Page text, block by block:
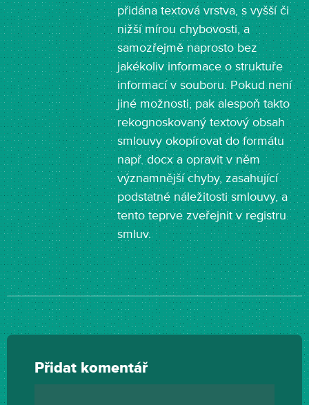
přidána textová vrstva, s vyšší či
nižší mírou chybovosti, a
samozřejmě naprosto bez
jakékoliv informace o struktuře
informací v souboru. Pokud není
jiné možnosti, pak alespoň takto
rekognoskovaný textový obsah
smlouvy okopírovat do formátu
např. docx a opravit v něm
významnější chyby, zasahující
podstatné náležitosti smlouvy, a
tento teprve zveřejnit v registru
smluv.
Přidat komentář